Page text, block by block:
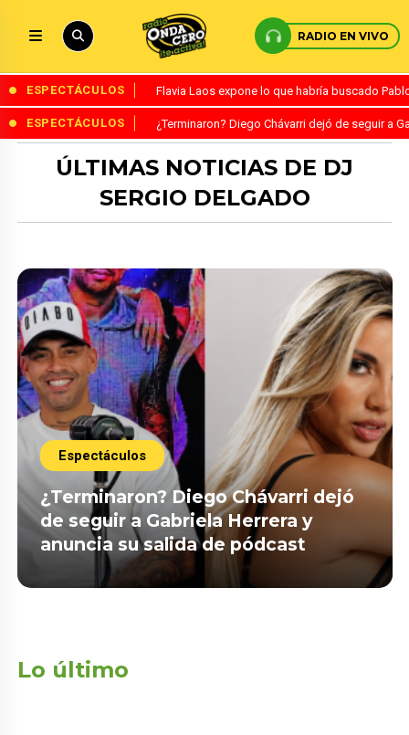
RADIO EN VIVO
ESPECTÁCULOS Flavia Laos expone lo que habría buscado
ESPECTÁCULOS ¿Terminaron? Diego Chávarri dejó de seguir a
ÚLTIMAS NOTICIAS DE DJ
SERGIO DELGADO
Espectáculos
¿Terminaron? Diego Chávarri dejó
de seguir a Gabriela Herrera y
anuncia su salida de pódcast
Lo último